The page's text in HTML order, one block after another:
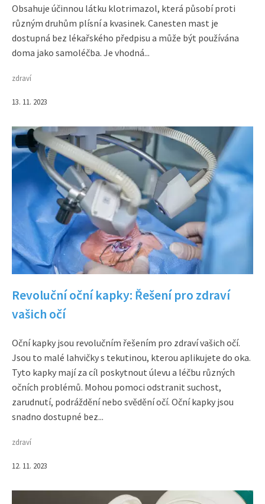
Obsahuje účinnou látku klotrimazol, která působí proti
různým druhům plísní a kvasinek. Canesten mast je
dostupná bez lékařského předpisu a může být používána
doma jako samoléčba. Je vhodná...
zdraví
13. 11. 2023
Revoluční oční kapky: Řešení pro zdraví
vašich očí
Oční kapky jsou revolučním řešením pro zdraví vašich očí.
Jsou to malé lahvičky s tekutinou, kterou aplikujete do oka.
Tyto kapky mají za cíl poskytnout úlevu a léčbu různých
očních problémů. Mohou pomoci odstranit suchost,
zarudnutí, podráždění nebo svědění očí. Oční kapky jsou
snadno dostupné bez...
zdraví
12. 11. 2023